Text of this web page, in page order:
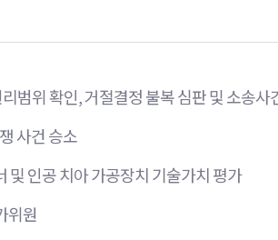
범위 확인, 거절결정 불복 심판 및 소송사
사건 승소
및 인공 치아 가공장치 기술가치 평가
위원